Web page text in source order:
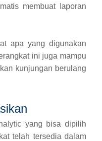
membuat laporan
apa yang digunakan
ini juga mampu
kunjungan berulang
yang bisa dipilih
telah tersedia dalam